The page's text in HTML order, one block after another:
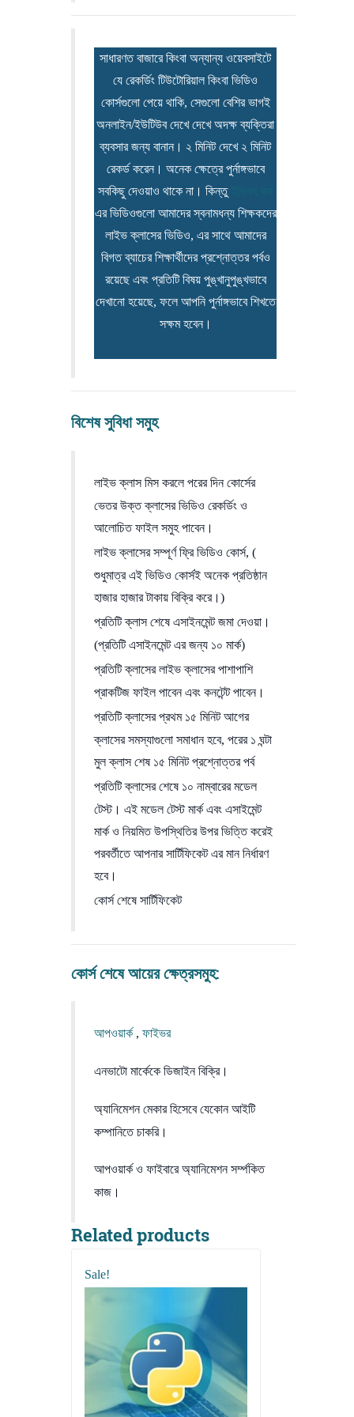
সাধারণত বাজারে কিংবা অন্যান্য ওয়েবসাইটে
যে রেকর্ডিং টিউটোরিয়াল কিংবা ভিডিও
কোর্সগুলো পেয়ে থাকি, সেগুলো বেশির ভাগই
অনলাইন/ইউটিউব দেখে দেখে অদক্ষ ব্যক্তিরা
ব্যবসার জন্য বানান। ২ মিনিট দেখে ২ মিনিট
রেকর্ড করেন। অনেক ক্ষেত্রে পুর্নাঙ্গভাবে
সবকিছু দেওয়াও থাকে না। কিন্তু
এর ভিডিওগুলো আমাদের স্বনামধন্য শিক্ষকদের
লাইভ ক্লাসের ভিডিও, এর সাথে আমাদের
বিগত ব্যাচের শিক্ষার্থীদের প্রশ্নোত্তর পর্বও
রয়েছে এবং প্রতিটি বিষয় পুঙ্খানুপুঙ্খভাবে
দেখানো হয়েছে, ফলে আপনি পুর্নাঙ্গভাবে শিখতে
সক্ষম হবেন।
বিশেষ সুবিধা সমুহ
লাইভ ক্লাস মিস করলে পরের দিন কোর্সের
ভেতর উক্ত ক্লাসের ভিডিও রেকর্ডিং ও
আলোচিত ফাইল সমুহ পাবেন।
লাইভ ক্লাসের সম্পূর্ণ ফ্রি ভিডিও কোর্স, (
শুধুমাত্র এই ভিডিও কোর্সই অনেক প্রতিষ্ঠান
হাজার হাজার টাকায় বিক্রি করে।)
প্রতিটি ক্লাস শেষে এসাইনমেন্ট জমা দেওয়া।
(প্রতিটি এসাইনমেন্ট এর জন্য ১০ মার্ক)
প্রতিটি ক্লাসের লাইভ ক্লাসের পাশাপাশি
প্রাকটিজ ফাইল পাবেন এবং কনটেন্ট পাবেন।
প্রতিটি ক্লাসের প্রথম ১৫ মিনিট আগের
ক্লাসের সমস্যাগুলো সমাধান হবে, পরের ১ ঘন্টা
মুল ক্লাস শেষ ১৫ মিনিট প্রশ্নোত্তর পর্ব
প্রতিটি ক্লাসের শেষে ১০ নাম্বারের মডেল
টেস্ট। এই মডেল টেস্ট মার্ক এবং এসাইমেন্ট
মার্ক ও নিয়মিত উপস্থিতির উপর ভিত্তি করেই
পরবর্তীতে আপনার সার্টিফিকেট এর মান নির্ধারণ
হবে।
কোর্স শেষে সার্টিফিকেট
কোর্স শেষে আয়ের ক্ষেত্রসমুহ:
আপওয়ার্ক , ফাইভর
এনভাটো মার্কেকে ডিজাইন বিক্রি।
অ্যানিমেশন মেকার হিসেবে যেকোন আইটি
কম্পানিতে চাকরি।
আপওয়ার্ক ও ফাইবারে অ্যানিমেশন সর্ম্পকিত
কাজ।
Related products
Sale!